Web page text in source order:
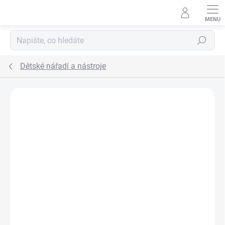
Hledat
Dětské nářadí a nástroje